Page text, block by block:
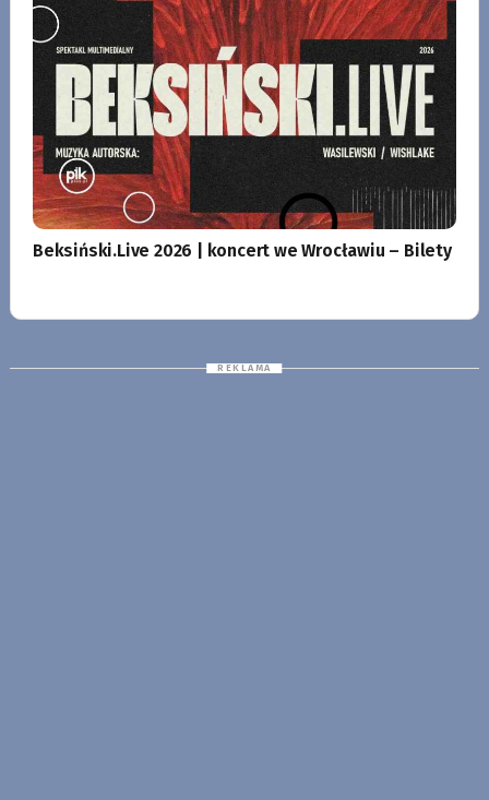
Beksiński.Live 2026 | koncert we Wrocławiu – Bilety